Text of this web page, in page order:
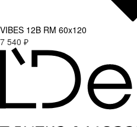
VIBES 12B RM 60x120
7 540 ₽